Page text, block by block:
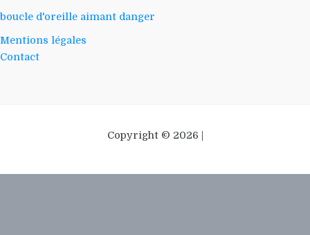
boucle d'oreille aimant danger
Mentions légales
Contact
Copyright © 2026 |